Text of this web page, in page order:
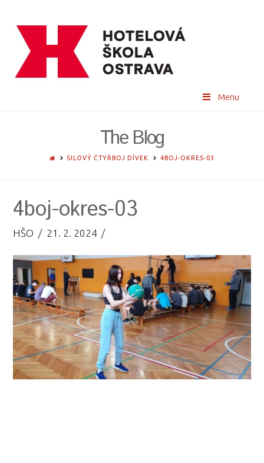
Menu
The Blog
HOMESILOVÝ ČTYŘBOJ DÍVEK 4BOJ-OKRES-03
4boj-okres-03
HŠO 21. 2. 2024